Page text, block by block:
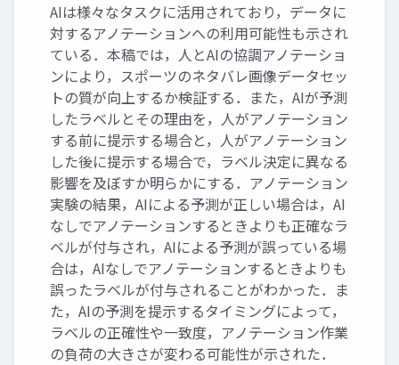
AIは様々なタスクに活用されており，データに
対するアノテーションへの利用可能性も示され
ている．本稿では，人とAIの協調アノテーショ
ンにより，スポーツのネタバレ画像データセッ
トの質が向上するか検証する．また，AIが予測
したラベルとその理由を，人がアノテーション
する前に提示する場合と，人がアノテーション
した後に提示する場合で，ラベル決定に異なる
影響を及ぼすか明らかにする．アノテーション
実験の結果，AIによる予測が正しい場合は，AI
なしでアノテーションするときよりも正確なラ
ベルが付与され，AIによる予測が誤っている場
合は，AIなしでアノテーションするときよりも
誤ったラベルが付与されることがわかった．ま
た，AIの予測を提示するタイミングによって，
ラベルの正確性や一致度，アノテーション作業
の負荷の大きさが変わる可能性が示された．